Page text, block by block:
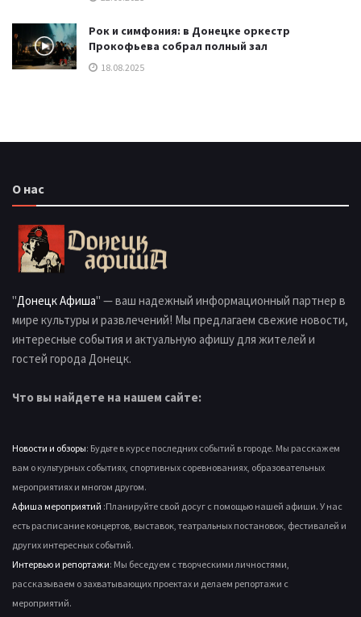
Рок и симфония: в Донецке оркестр
Прокофьева собрал полный зал
18.08.2025
О нас
"Донецк Афиша" — ваш надежный информационный партнер в
мире культуры и развлечений! Мы предлагаем свежие новости,
интересные события и актуальную афишу для жителей и
гостей города Донецк.
Что вы найдете на нашем сайте:
Новости и обзоры: Будьте в курсе последних событий в городе. Мы расскажем
вам о культурных событиях, спортивных соревнованиях, образовательных
мероприятиях и многом другом.
Афиша мероприятий :Планируйте свой досуг с помощью нашей афиши. У нас
есть расписание концертов, выставок, театральных постановок, фестивалей и
других интересных событий.
Интервью и репортажи: Мы беседуем с творческими личностями,
рассказываем о захватывающих проектах и делаем репортажи с
мероприятий.